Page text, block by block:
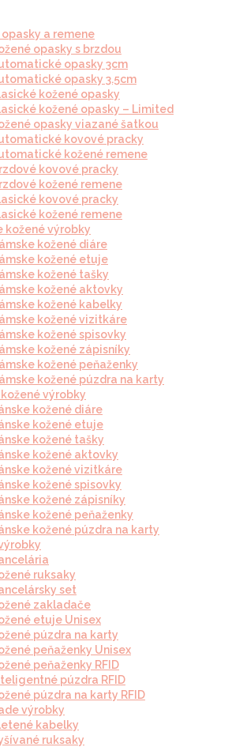
opasky a remene
opasky s brzdou
opasky 3cm
opasky 3.5cm
kožené opasky
kožené opasky – Limited
opasky viazané šatkou
kovové pracky
kožené remene
kovové pracky
kožené remene
kovové pracky
kožené remene
kožené výrobky
kožené diáre
kožené etuje
kožené tašky
kožené aktovky
kožené kabelky
kožené vizitkáre
kožené spisovky
kožené zápisníky
kožené peňaženky
kožené púzdra na karty
kožené výrobky
kožené diáre
kožené etuje
kožené tašky
kožené aktovky
kožené vizitkáre
kožené spisovky
kožené zápisníky
kožené peňaženky
kožené púzdra na karty
ruksaky
set
zakladače
etuje Unisex
púzdra na karty
peňaženky Unisex
peňaženky RFID
púzdra RFID
púzdra na karty RFID
výrobky
kabelky
ruksaky